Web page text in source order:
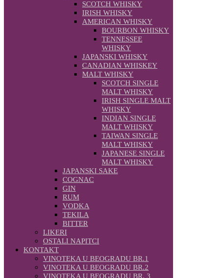
SCOTCH WHISKY
IRISH WHISKY
AMERICAN WHISKY
BOURBON WHISKY
TENNESSEE
WHISKY
JAPANSKI WHISKY
CANADIAN WHISKEY
MALT WHISKY
SCOTCH SINGLE
MALT WHISKY
IRISH SINGLE MALT
WHISKY
INDIAN SINGLE
MALT WHISKY
TAIWAN SINGLE
MALT WHISKY
JAPANESE SINGLE
MALT WHISKY
JAPANSKI SAKE
COGNAC
GIN
RUM
VODKA
TEKILA
BITTER
LIKERI
OSTALI NAPITCI
KONTAKT
VINOTEKA U BEOGRADU BR.1
VINOTEKA U BEOGRADU BR.2
VINOTEKA U BEOGRADU BR. 3